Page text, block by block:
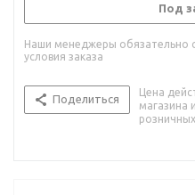
Под
Наши менеджеры обязательно
условия заказа
Поделиться
Цена
магазина